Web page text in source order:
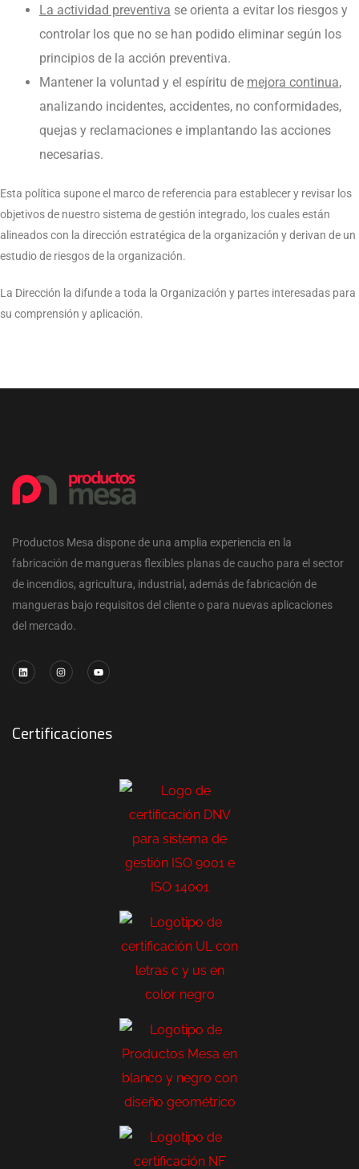
La actividad preventiva se orienta a evitar los riesgos y
controlar los que no se han podido eliminar según los
principios de la acción preventiva.
Mantener la voluntad y el espíritu de mejora continua,
analizando incidentes, accidentes, no conformidades,
quejas y reclamaciones e implantando las acciones
necesarias.
Esta política supone el marco de referencia para establecer y revisar los
objetivos de nuestro sistema de gestión integrado, los cuales están
alineados con la dirección estratégica de la organización y derivan de un
estudio de riesgos de la organización.
La Dirección la difunde a toda la Organización y partes interesadas para
su comprensión y aplicación.
Productos Mesa dispone de una amplia experiencia en la
fabricación de mangueras flexibles planas de caucho para el sector
de incendios, agricultura, industrial, además de fabricación de
mangueras bajo requisitos del cliente o para nuevas aplicaciones
del mercado.
Certificaciones